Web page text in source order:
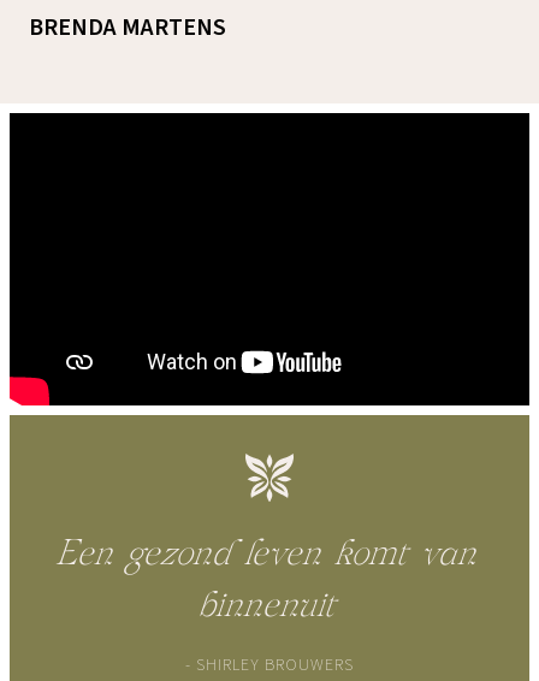
BRENDA MARTENS
Een gezond leven komt van
binnenuit
- SHIRLEY BROUWERS